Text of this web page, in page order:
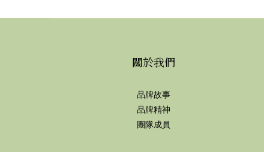
關於我們
品牌故事
品牌精神
團隊成員